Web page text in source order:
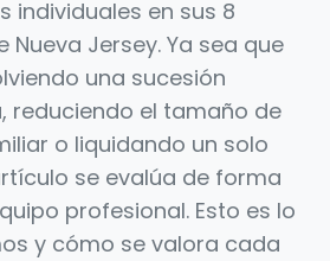
individuales en sus 8
Nueva Jersey. Ya sea que
una sucesión
reduciendo el tamaño de
o liquidando un solo
se evalúa de forma
profesional. Esto es lo
y cómo se valora cada